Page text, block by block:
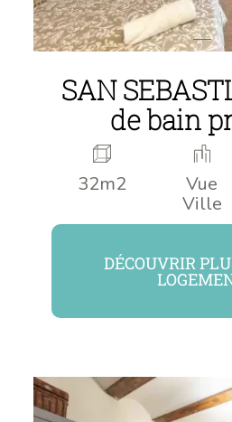
SAN
de bain
32m2
Vue
Ville
DÉCOUVRIR